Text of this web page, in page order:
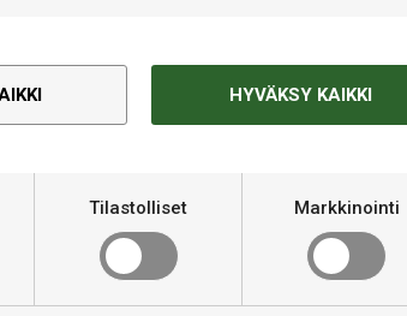
HYVÄKSY KAIKKI
Tilastolliset Markkinointi
päässä, ja
Primea.
ei ole